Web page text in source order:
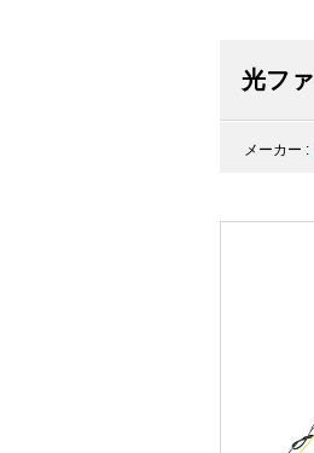
光フ
メーカー :